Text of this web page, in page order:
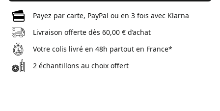
Payez par carte, PayPal ou en 3 fois avec Klarna
Livraison offerte dès 60,00 € d’achat
Votre colis livré en 48h partout en France*
2 échantillons au choix offert